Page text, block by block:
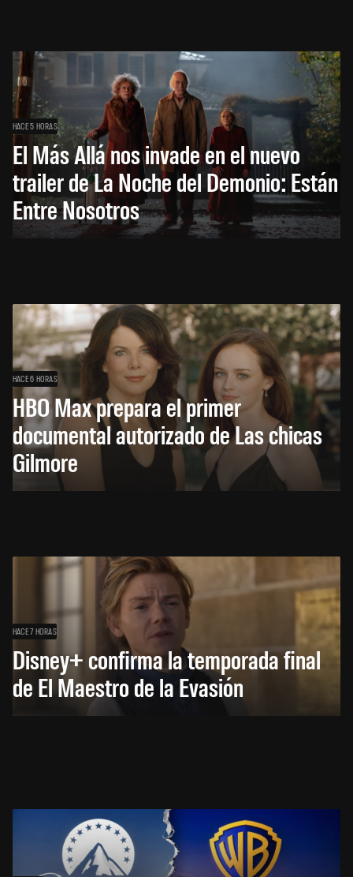
HACE 5 HORAS
El Más Allá nos invade en el nuevo
trailer de La Noche del Demonio: Están
Entre Nosotros
HACE 6 HORAS
HBO Max prepara el primer
documental autorizado de Las chicas
Gilmore
HACE 7 HORAS
Disney+ confirma la temporada final
de El Maestro de la Evasión